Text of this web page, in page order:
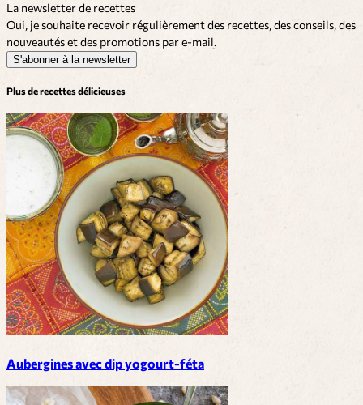
La newsletter de recettes
Oui, je souhaite recevoir régulièrement des recettes, des conseils, des
nouveautés et des promotions par e-mail.
S'abonner à la newsletter
Plus de recettes délicieuses
Aubergines avec dip yogourt-féta